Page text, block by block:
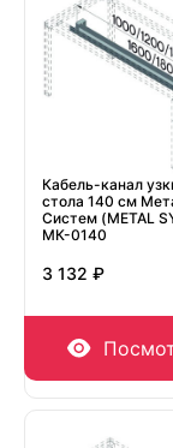
Кабель-канал
стола 140 см
Систем (METAL
МК-0140
3 132 ₽